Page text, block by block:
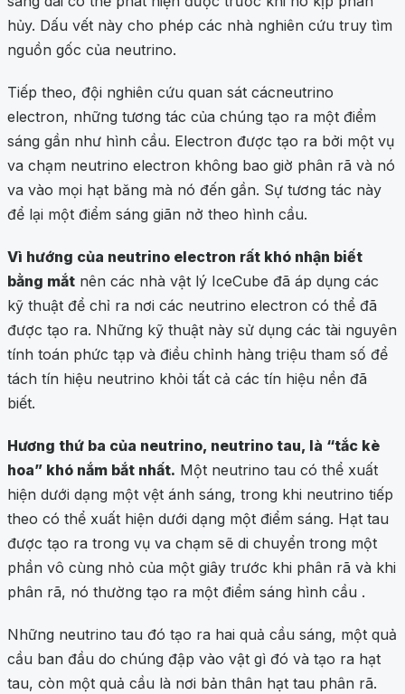
hủy. Dấu vết này cho phép các nhà nghiên cứu truy tìm
nguồn gốc của neutrino.
Tiếp theo, đội nghiên cứu quan sát cácneutrino
electron, những tương tác của chúng tạo ra một điểm
sáng gần như hình cầu. Electron được tạo ra bởi một vụ
va chạm neutrino electron không bao giờ phân rã và nó
va vào mọi hạt băng mà nó đến gần. Sự tương tác này
để lại một điểm sáng giãn nở theo hình cầu.
Vì hướng của neutrino electron rất khó nhận biết
bằng mắt nên các nhà vật lý IceCube đã áp dụng các
kỹ thuật để chỉ ra nơi các neutrino electron có thể đã
được tạo ra. Những kỹ thuật này sử dụng các tài nguyên
tính toán phức tạp và điều chỉnh hàng triệu tham số để
tách tín hiệu neutrino khỏi tất cả các tín hiệu nền đã
biết.
Hương thứ ba của neutrino, neutrino tau, là “tắc kè
hoa” khó nắm bắt nhất. Một neutrino tau có thể xuất
hiện dưới dạng một vệt ánh sáng, trong khi neutrino tiếp
theo có thể xuất hiện dưới dạng một điểm sáng. Hạt tau
được tạo ra trong vụ va chạm sẽ di chuyển trong một
phần vô cùng nhỏ của một giây trước khi phân rã và khi
phân rã, nó thường tạo ra một điểm sáng hình cầu .
Những neutrino tau đó tạo ra hai quả cầu sáng, một quả
cầu ban đầu do chúng đập vào vật gì đó và tạo ra hạt
tau, còn một quả cầu là nơi bản thân hạt tau phân rã.